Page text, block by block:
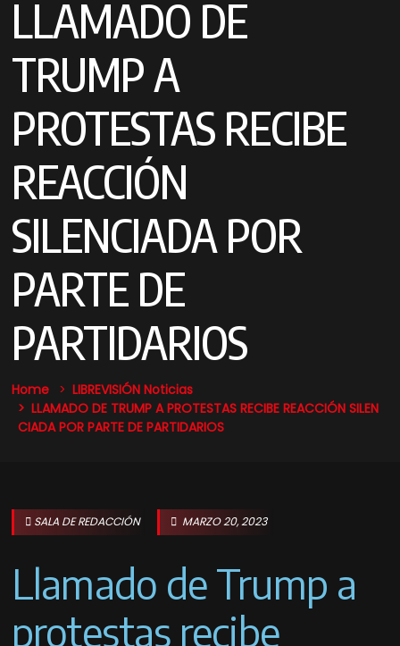
LLAMADO DE
TRUMP A
PROTESTAS RECIBE
REACCIÓN
SILENCIADA POR
PARTE DE
PARTIDARIOS
Home
LIBREVISIÓN Noticias
LLAMADO DE TRUMP A PROTESTAS RECIBE REACCIÓN SILEN
CIADA POR PARTE DE PARTIDARIOS
SALA DE REDACCIÓN MARZO 20, 2023
Llamado de Trump a
protestas recibe